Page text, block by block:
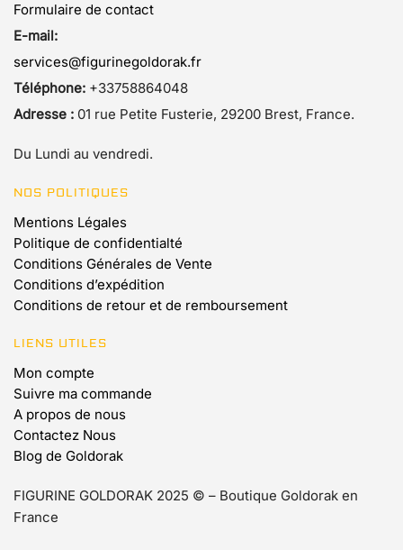
Formulaire de contact
E-mail:
services@figurinegoldorak.fr
Téléphone: +33758864048
Adresse : 01 rue Petite Fusterie, 29200 Brest, France.
Du Lundi au vendredi.
NOS POLITIQUES
Mentions Légales
Politique de confidentialté
Conditions Générales de Vente
Conditions d’expédition
Conditions de retour et de remboursement
LIENS UTILES
Mon compte
Suivre ma commande
A propos de nous
Contactez Nous
Blog de Goldorak
FIGURINE GOLDORAK 2025 © – Boutique Goldorak en
France